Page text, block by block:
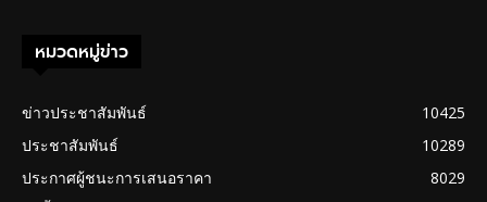
หมวดหมู่ข่าว
ข่าวประชาสัมพันธ์
10425
ประชาสัมพันธ์
10289
ประกาศผู้ชนะการเสนอราคา
8029